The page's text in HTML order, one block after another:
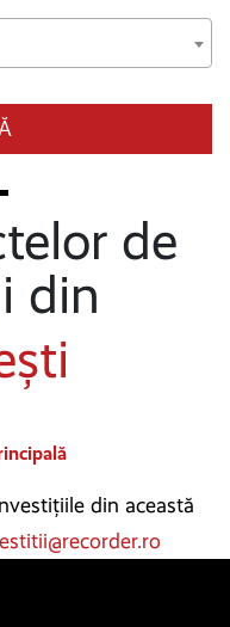
de
din
din această